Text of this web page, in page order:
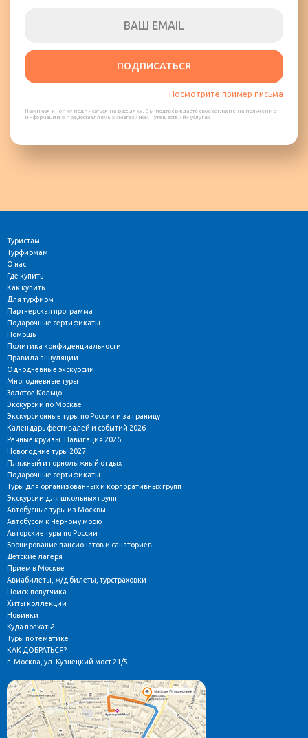
ПОДПИСАТЬСЯ
Посмотрите пример письма
Нажимая кнопку подписаться на рассылку, Вы подтверждаете свое согласие на получение
информации о предоставляемых «Магазином Путешествий» услугах.
Туристам
Турфирмам
О нас
Где купить
Как купить
Для турфирм
Партнерская программа
Подарочные сертификаты
Помощь
Политика конфиденциальности
Правила аннуляции
Однодневные экскурсии
Многодневные туры
Золотое Кольцо
Экскурсии по Москве
Экскурсионные туры по России и за границу
Календарь фестивалей и событий 2026
Речные круизы. Навигация 2026
Новогодние туры 2027
Пляжный и горнолыжный отдых
Подарочные сертификаты
Туры для организованных и корпоративных групп
Экскурсии для школьных групп
Автобусные туры из Москвы
Автобусом к Чёрному морю
Авторские туры по России
Бронирование пансионатов и санаториев
Детские лагеря
Прием в Москве
Авиабилеты, ж/д билеты, турстраховки
Поиск попутчика
Хиты коллекции
Новинки
Куда поехать?
Туры по тематике
КАК ДОБРАТЬСЯ?
г. Москва, ул. Кузнецкий мост 21/5